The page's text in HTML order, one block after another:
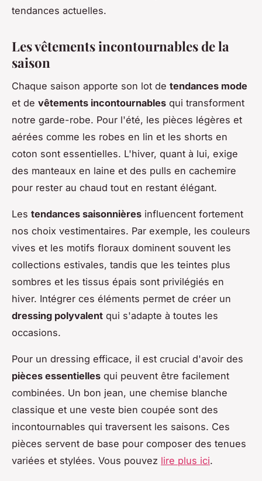
tendances actuelles.
Les vêtements incontournables de la
saison
Chaque saison apporte son lot de tendances mode
et de vêtements incontournables qui transforment
notre garde-robe. Pour l'été, les pièces légères et
aérées comme les robes en lin et les shorts en
coton sont essentielles. L'hiver, quant à lui, exige
des manteaux en laine et des pulls en cachemire
pour rester au chaud tout en restant élégant.
Les tendances saisonnières influencent fortement
nos choix vestimentaires. Par exemple, les couleurs
vives et les motifs floraux dominent souvent les
collections estivales, tandis que les teintes plus
sombres et les tissus épais sont privilégiés en
hiver. Intégrer ces éléments permet de créer un
dressing polyvalent qui s'adapte à toutes les
occasions.
Pour un dressing efficace, il est crucial d'avoir des
pièces essentielles qui peuvent être facilement
combinées. Un bon jean, une chemise blanche
classique et une veste bien coupée sont des
incontournables qui traversent les saisons. Ces
pièces servent de base pour composer des tenues
variées et stylées. Vous pouvez lire plus ici.